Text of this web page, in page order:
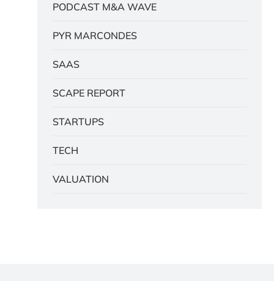
PODCAST M&A WAVE
PYR MARCONDES
SAAS
SCAPE REPORT
STARTUPS
TECH
VALUATION